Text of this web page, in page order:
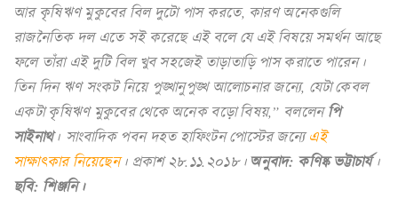
আর কৃষিঋণ মুকুবের বিল দুটো পাস করতে, কারণ অনেকগুলি
রাজনৈতিক দল এতে সই করেছে এই বলে যে এই বিষয়ে সমর্থন আছে
ফলে তাঁরা এই দুটি বিল খুব সহজেই তাড়াতাড়ি পাস করাতে পারেন।
তিন দিন ঋণ সংকট নিয়ে পুঙ্খানুপুঙ্খ আলোচনার জন্যে, যেটা কেবল
একটা কৃষিঋণ মুকুবের থেকে অনেক বড়ো বিষয়,” বললেনপি
সাইনাথ। সাংবাদিক পবন দহত হাফিংটন পোস্টের জন্যেএই
সাক্ষাৎকার নিয়েছেন। প্রকাশ ২৮.১১.২০১৮।অনুবাদ: কণিষ্ক ভট্টাচার্য।
ছবি: শিঞ্জনি।